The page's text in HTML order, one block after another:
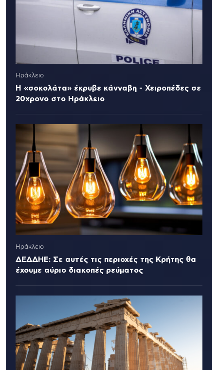
Ηράκλειο
Η «σοκολάτα» έκρυβε κάνναβη - Χειροπέδες σε
20χρονο στο Ηράκλειο
Ηράκλειο
ΔΕΔΔΗΕ: Σε αυτές τις περιοχές της Κρήτης θα
έχουμε αύριο διακοπές ρεύματος